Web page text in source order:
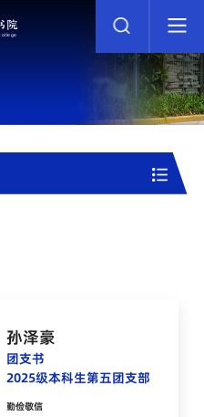
孙泽豪
团支书
2025级本科生第五团支部
勤俭敬信